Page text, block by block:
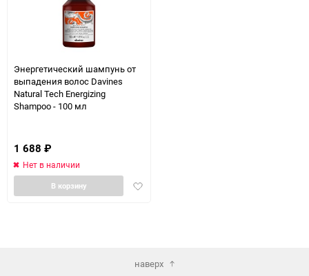
Энергетический шампунь от
выпадения волос Davines
Natural Tech Energizing
Shampoo - 100 мл
1 688 ₽
Нет в наличии
Добавить
В корзину
наверх